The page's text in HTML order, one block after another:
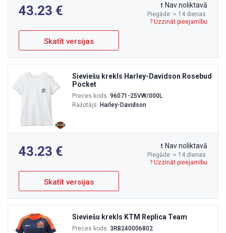
43.23 Piegāde: ≈ 14 dienas
Nav noliktavā
? Uzzināt pieejamību
Skatīt versijas
Sieviešu krekls Harley-Davidson Rosebud
Pocket
Preces kods: 96071-25VW/000L
Ražotājs: Harley-Davidson
43.23 Piegāde: ≈ 14 dienas
Nav noliktavā
? Uzzināt pieejamību
Skatīt versijas
Sieviešu krekls KTM Replica Team
Preces kods: 3RB240006802